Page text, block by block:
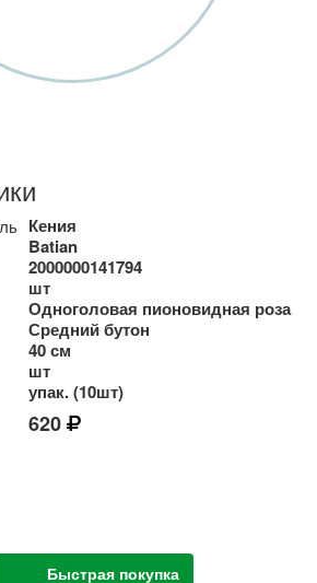
Кения
Batian
2000000141794
шт
Одноголовая пионовидная роза
Средний бутон
40 см
шт
упак. (10шт)
620
Быстрая покупка